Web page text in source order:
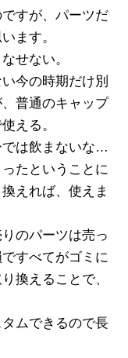
すが、パーツだ
ます。
せない。
今の時期だけ別
普通のキャップ
える。
では飲まないな…
たということに
えれば、使えま
のパーツは売っ
すべてがゴミに
換えることで、
ムできるので長